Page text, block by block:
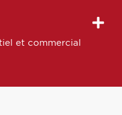
et commercial